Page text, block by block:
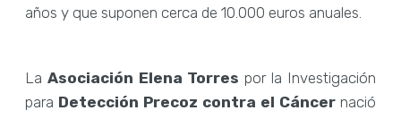
años y que suponen cerca de 10.000 euros anuales.
La Asociación Elena Torres por la Investigación
para Detección Precoz contra el Cáncernació